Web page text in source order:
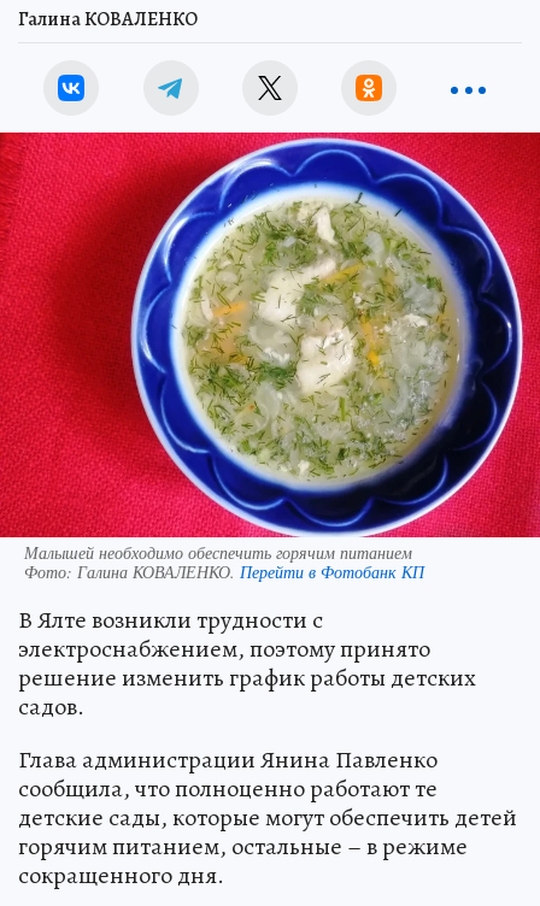
Галина КОВАЛЕНКО
Малышей необходимо обеспечить горячим питанием
Фото: Галина КОВАЛЕНКО. Перейти в Фотобанк КП
В Ялте возникли трудности с
электроснабжением, поэтому принято
решение изменить график работы детских
садов.
Глава администрации Янина Павленко
сообщила, что полноценно работают те
детские сады, которые могут обеспечить детей
горячим питанием, остальные – в режиме
сокращенного дня.